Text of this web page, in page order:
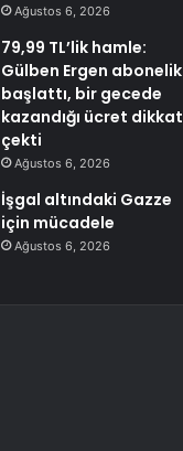
Ağustos 6, 2026
79,99 TL’lik hamle:
Gülben Ergen abonelik
başlattı, bir gecede
kazandığı ücret dikkat
çekti
Ağustos 6, 2026
İşgal altındaki Gazze
için mücadele
Ağustos 6, 2026